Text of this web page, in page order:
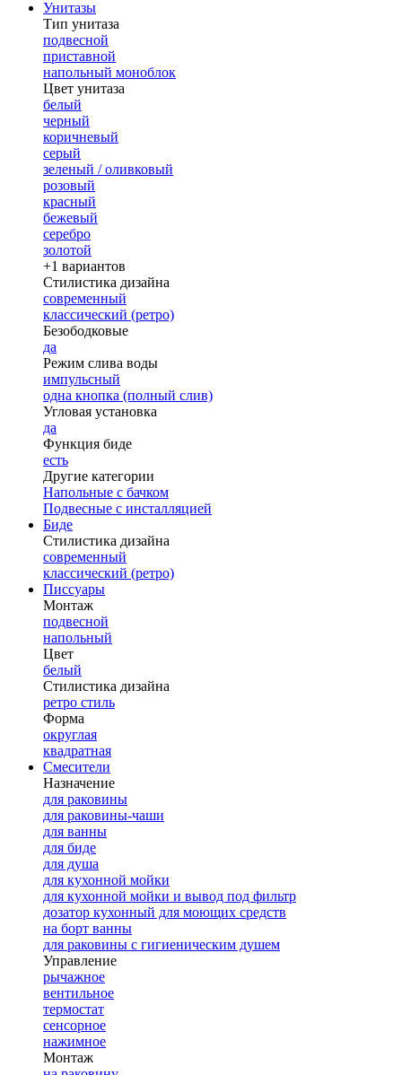
Унитазы
Тип унитаза
подвесной
приставной
напольный моноблок
Цвет унитаза
белый
черный
коричневый
серый
зеленый / оливковый
розовый
красный
бежевый
серебро
золотой
+1 вариантов
Стилистика дизайна
современный
классический (ретро)
Безободковые
да
Режим слива воды
импульсный
одна кнопка (полный слив)
Угловая установка
да
Функция биде
есть
Другие категории
Напольные с бачком
Подвесные с инсталляцией
Биде
Стилистика дизайна
современный
классический (ретро)
Писсуары
Монтаж
подвесной
напольный
Цвет
белый
Стилистика дизайна
ретро стиль
Форма
округлая
квадратная
Смесители
Назначение
для раковины
для раковины-чаши
для ванны
для биде
для душа
для кухонной мойки
для кухонной мойки и вывод под фильтр
дозатор кухонный для моющих средств
на борт ванны
для раковины с гигиеническим душем
Управление
рычажное
вентильное
термостат
сенсорное
нажимное
Монтаж